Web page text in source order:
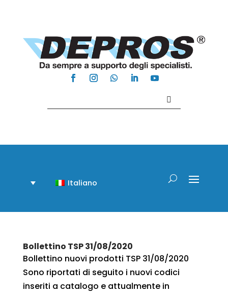
Italiano
Bollettino TSP 31/08/2020
Bollettino nuovi prodotti TSP 31/08/2020
Sono riportati di seguito i nuovi codici
inseriti a catalogo e attualmente in